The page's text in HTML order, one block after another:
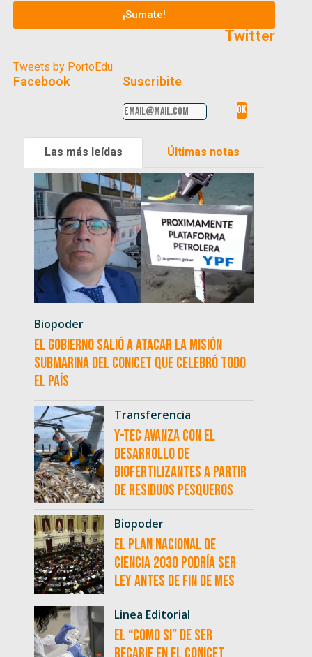
¡Sumate!
Twitter
Tweets by PortoEdu
Facebook Suscribite
Las más leídas Últimas notas
Biopoder
El Gobierno salió a atacar la misión
submarina del CONICET que celebró todo
el país
Transferencia
Y-TEC avanza con el
desarrollo de
biofertilizantes a partir
de residuos pesqueros
Biopoder
El Plan Nacional de
Ciencia 2030 podría ser
ley antes de fin de mes
Linea Editorial
El “como si” de ser